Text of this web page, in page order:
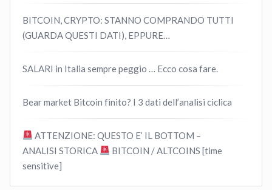
BITCOIN, CRYPTO: STANNO COMPRANDO TUTTI
(GUARDA QUESTI DATI), EPPURE…
SALARI in Italia sempre peggio … Ecco cosa fare.
Bear market Bitcoin finito? I 3 dati dell’analisi ciclica
ATTENZIONE: QUESTO E’ IL BOTTOM –
ANALISI STORICA
BITCOIN / ALTCOINS [time
sensitive]